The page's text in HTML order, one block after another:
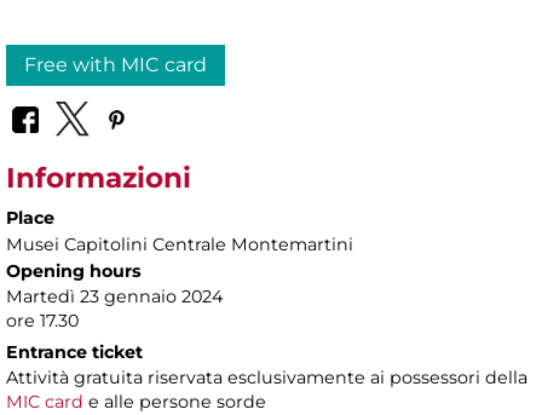
Free with MIC card
Informazioni
Place
Musei Capitolini Centrale Montemartini
Opening hours
Martedì 23 gennaio 2024
ore 17.30
Entrance ticket
Attività gratuita riservata esclusivamente ai possessori della
MIC card e alle persone sorde